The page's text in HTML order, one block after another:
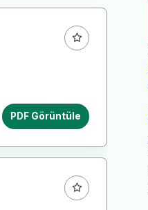
PDF Görüntüle